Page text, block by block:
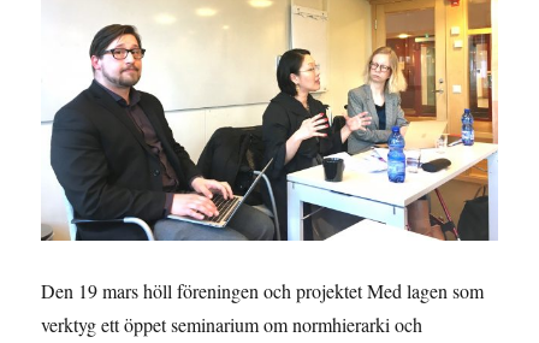
Den 19 mars höll föreningen och projektet Med lagen som
verktyg ett öppet seminarium om normhierarki och